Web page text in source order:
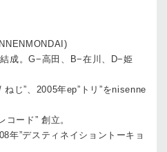
成。G−高田、B−在川、D−姫
じ”、2005年ep”トリ”をnisenne
ード” 創立。
年”デスティネイショントーキョ